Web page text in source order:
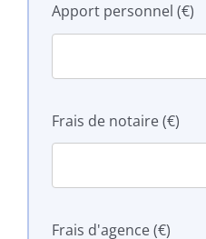
Apport personnel (€)
Frais de notaire (€)
Frais d'agence (€)